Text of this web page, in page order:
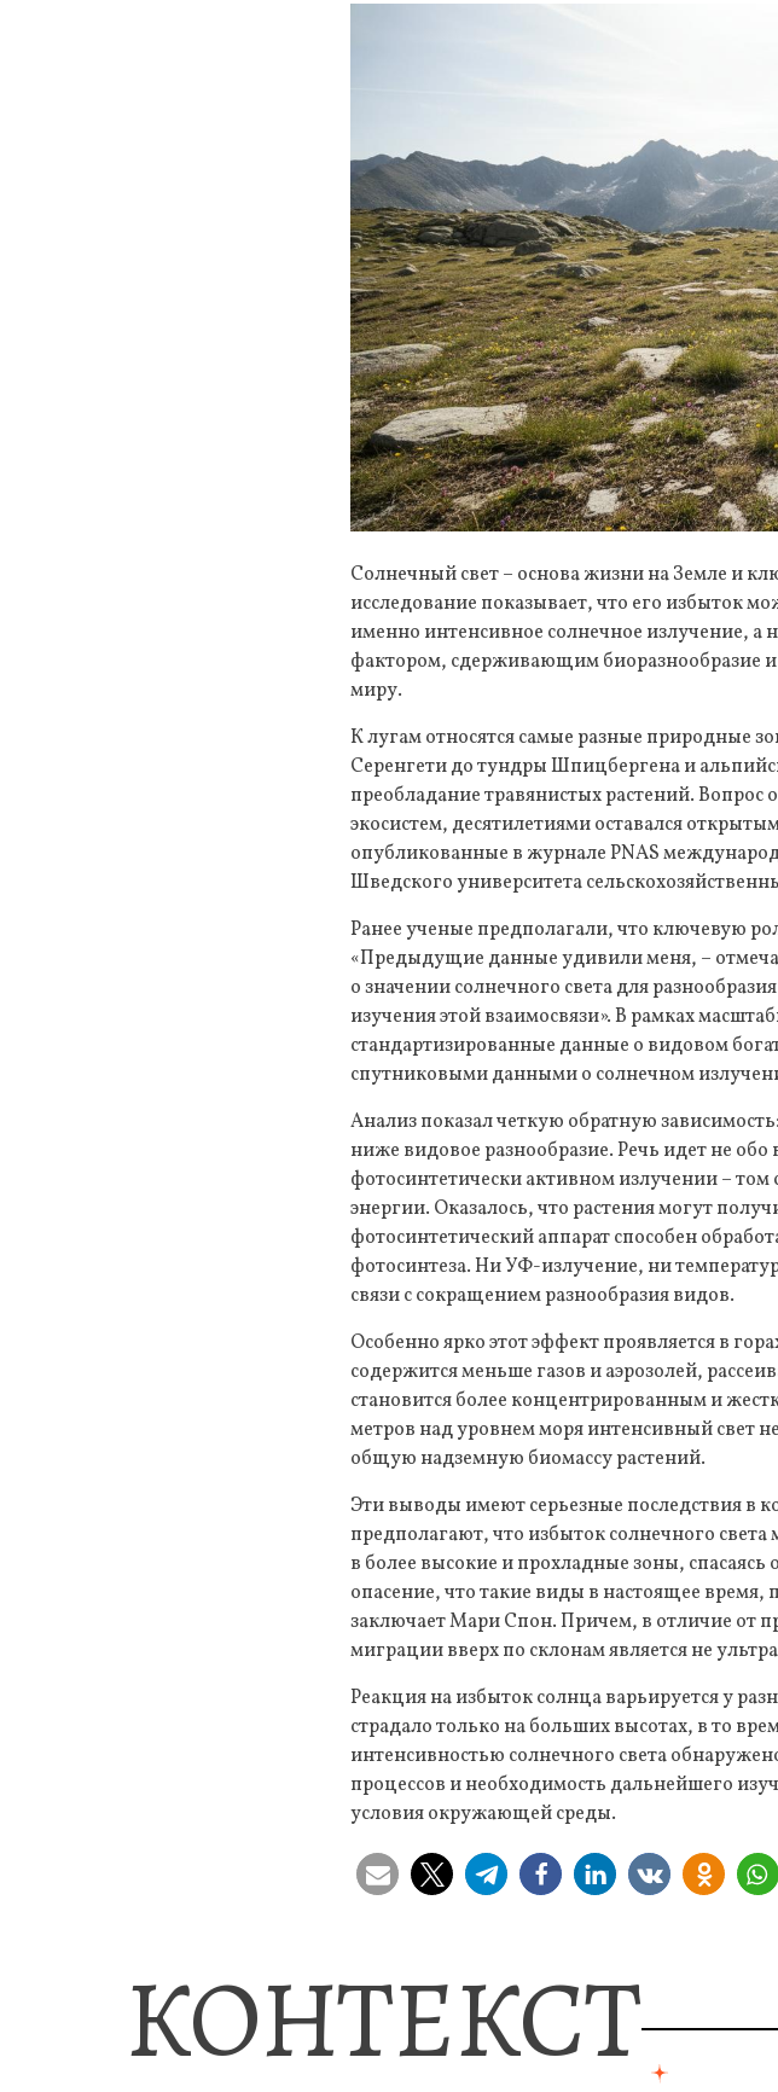
Солнечный свет – основа жизни на Земле и
исследование показывает, что его избыток
именно интенсивное солнечное излучение, а
фактором, сдерживающим биоразнообразие и
миру.
К лугам относятся самые разные природные
Серенгети до тундры Шпицбергена и
преобладание травянистых растений. Вопрос
экосистем, десятилетиями оставался
опубликованные в журнале PNAS
Шведского университета
Ранее ученые предполагали, что ключевую
«Предыдущие данные удивили меня, –
о значении солнечного света для
изучения этой взаимосвязи». В рамках
стандартизированные данные о видовом
спутниковыми данными о солнечном
Анализ показал четкую обратную
ниже видовое разнообразие. Речь идет не
фотосинтетически активном излучении –
энергии. Оказалось, что растения могут
фотосинтетический аппарат способен
фотосинтеза. Ни УФ-излучение, ни
связи с сокращением разнообразия видов.
Особенно ярко этот эффект проявляется в
содержится меньше газов и аэрозолей,
становится более концентрированным и
метров над уровнем моря интенсивный свет
общую надземную биомассу растений.
Эти выводы имеют серьезные последствия в
предполагают, что избыток солнечного
в более высокие и прохладные зоны,
опасение, что такие виды в настоящее
заключает Мари Спон. Причем, в отличие от
миграции вверх по склонам является не
Реакция на избыток солнца варьируется у
страдало только на больших высотах, в то
интенсивностью солнечного света
процессов и необходимость дальнейшего
условия окружающей среды.
КОНТЕКСТ